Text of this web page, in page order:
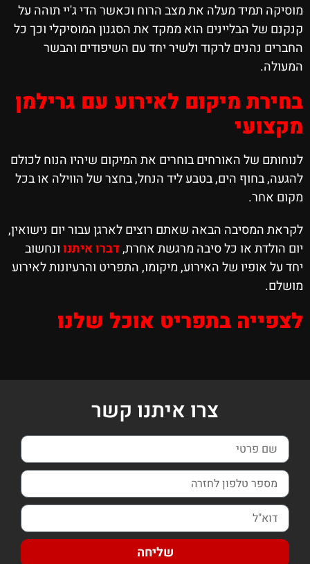
מוסיקה תמיד מעלה את מצב הרוח וכאשר הדי ג'יי תוהה על
קנקנם של הבליינים הוא ממקד את הסגנון המוסיקלי וכך כל
החברים נהנים לרקוד ולשיר יחד עם השיפודים והבשר
המעולה.
בחירת מיקום לאירוע עם גרילמן
מקצועי
לנוחותם של האורחים בוחרים את המיקום שיהיו הנוח לכולם
להגעה, בחוף הים, בטבע ליד הנחל, בחצר של הווילה או בכל
מקום אחר.
לקראת המסיבה הבאה שאתם רוצים לארגן עבור יום נישואין,
יום הולדת או כל סיבה מרגשת אחרת,דברו איתנוונחשוב
יחד על אופיו של האירוע, מיקומו, התפריט והרעיונות לאירוע
מושלם.
לצפייה בתפריט אוכל שלנו
צרו איתנו קשר
שליחה